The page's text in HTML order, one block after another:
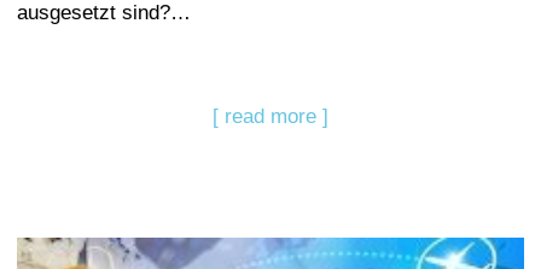
ausgesetzt sind?…
[ read more ]